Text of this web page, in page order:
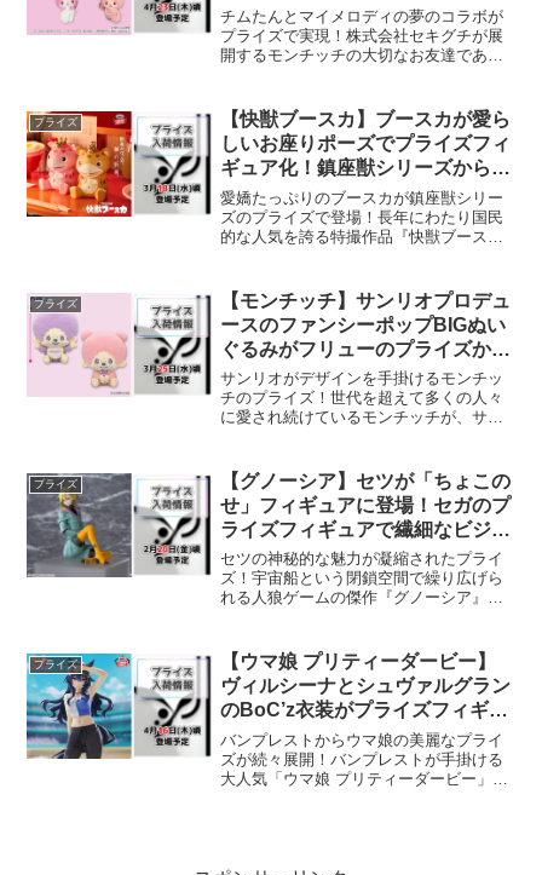
が登場！
チムたんとマイメロディの夢のコラボが
プライズで実現！株式会社セキグチが展
開するモンチッチの大切なお友達である
から新たに展開されるのは、二人の愛ら
しさが存分に引き出された...
プライズ
【快獣ブースカ】ブースカが愛ら
しいお座りポーズでプライズフィ
ギュア化！鎮座獣シリーズから癒
やしの造形でオンクレ展開！
愛嬌たっぷりのブースカが鎮座獣シリー
ズのプライズで登場！長年にわたり国民
的な人気を誇る特撮作品『快獣ブース
立体化されます。ちょこんと座ったリラ
ックス感のある姿が可愛らし...
プライズ
【モンチッチ】サンリオプロデュ
ースのファンシーポップBIGぬい
ぐるみがフリューのプライズから
登場！
サンリオがデザインを手掛けるモンチッ
チのプライズ！世代を超えて多くの人々
に愛され続けているモンチッチが、サン
開される「モンチッチ Design produced
by ...
プライズ
【グノーシア】セツが「ちょこの
せ」フィギュアに登場！セガのプ
ライズフィギュアで繊細なビジュ
アルを再現！
セツの神秘的な魅力が凝縮されたプライ
ズ！宇宙船という閉鎖空間で繰り広げら
れる人狼ゲームの傑作『グノーシア』。
からプライズフィギュアとして登場しま
す。どこにでも座らせて飾...
プライズ
【ウマ娘 プリティーダービー】
ヴィルシーナとシュヴァルグラン
のBoC’z衣装がプライズフィギュ
アで登場！
バンプレストからウマ娘の美麗なプライ
ズが続々展開！バンプレストが手掛ける
大人気「ウマ娘 プリティーダービー」シ